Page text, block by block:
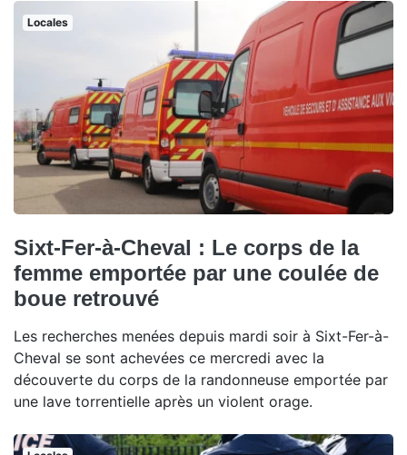
Locales
Sixt-Fer-à-Cheval : Le corps de la
femme emportée par une coulée de
boue retrouvé
Les recherches menées depuis mardi soir à Sixt-Fer-à-
Cheval se sont achevées ce mercredi avec la
découverte du corps de la randonneuse emportée par
une lave torrentielle après un violent orage.